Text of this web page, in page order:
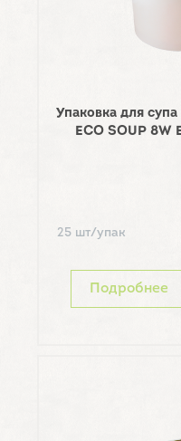
Упаковка для
ECO SOUP 8W
25 шт/упак
Подробнее